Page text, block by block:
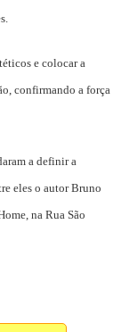
e colocar a
confirmando a força
a definir a
eles o autor Bruno
na Rua São